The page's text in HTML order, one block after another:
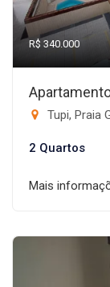
R$ 340.000
Tupi, Praia
2 Quartos
Mais